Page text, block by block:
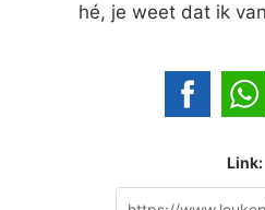
hé, je weet dat ik
Link: